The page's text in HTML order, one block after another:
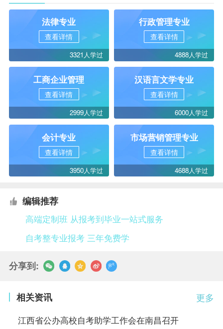
法律专业
查看详情
3321人学过
行政管理专业
查看详情
4888人学过
工商企业管理
查看详情
2999人学过
汉语言文学专业
查看详情
6000人学过
会计专业
查看详情
3950人学过
市场营销管理专业
查看详情
4688人学过
编辑推荐
高端定制班 从报考到毕业一站式服务
自考整专业报考 三年免费学
分享到:
更多
相关资讯
江西省公办高校自考助学工作会在南昌召开